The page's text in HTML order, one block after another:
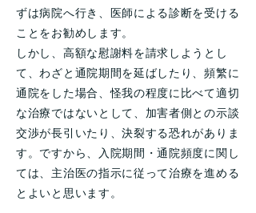
ずは病院へ行き、医師による診断を受ける
ことをお勧めします。
しかし、高額な慰謝料を請求しようとし
て、わざと通院期間を延ばしたり、頻繁に
通院をした場合、怪我の程度に比べて適切
な治療ではないとして、加害者側との示談
交渉が長引いたり、決裂する恐れがありま
す。ですから、入院期間・通院頻度に関し
ては、主治医の指示に従って治療を進める
とよいと思います。